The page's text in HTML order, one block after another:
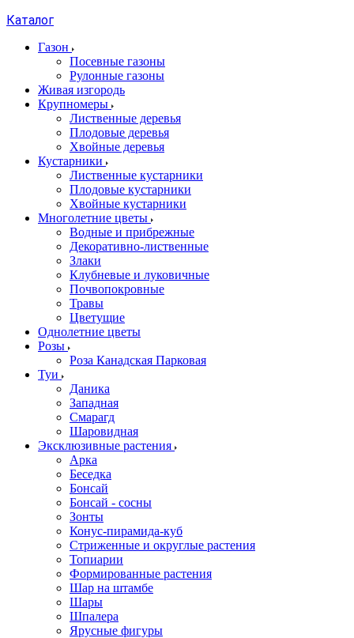
Каталог
Газон
Посевные газоны
Рулонные газоны
Живая изгородь
Крупномеры
Лиственные деревья
Плодовые деревья
Хвойные деревья
Кустарники
Лиственные кустарники
Плодовые кустарники
Хвойные кустарники
Многолетние цветы
Водные и прибрежные
Декоративно-лиственные
Злаки
Клубневые и луковичные
Почвопокровные
Травы
Цветущие
Однолетние цветы
Розы
Роза Канадская Парковая
Туи
Даника
Западная
Смарагд
Шаровидная
Эксклюзивные растения
Арка
Беседка
Бонсай
Бонсай - сосны
Зонты
Конус-пирамида-куб
Стриженные и округлые растения
Топиарии
Формированные растения
Шар на штамбе
Шары
Шпалера
Ярусные фигуры